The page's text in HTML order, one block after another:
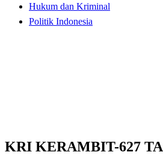
Hukum dan Kriminal
Politik Indonesia
KRI KERAMBIT-627